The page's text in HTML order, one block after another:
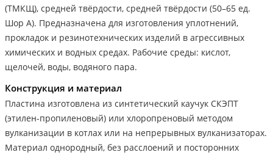
(ТМКЩ), средней твёрдости, средней твёрдости (50–65 ед.
Шор А). Предназначена для изготовления уплотнений,
прокладок и резинотехнических изделий в агрессивных
химических и водных средах. Рабочие среды: кислот,
щелочей, воды, водяного пара.
Конструкция и материал
Пластина изготовлена из синтетический каучук СКЭПТ
(этилен-пропиленовый) или хлоропреновый методом
вулканизации в котлах или на непрерывных вулканизаторах.
Материал однородный, без расслоений и посторонних